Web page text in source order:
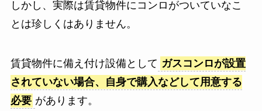
しかし、実際は賃貸物件にコンロがついていなこ
とは珍しくはありません。
賃貸物件に備え付け設備として ガスコンロが設置
されていない場合、自身で購入などして用意する
必要 があります。